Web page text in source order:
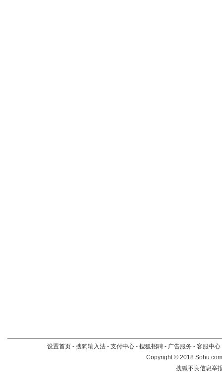
设置首页 - 搜狗输入法 - 支付中心 - 搜狐招聘 - 广告服务 - 客服中心
Copyright©2018
搜狐不良信息举